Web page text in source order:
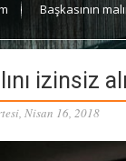
Başkasının
izinsiz
Nisan 16, 2018